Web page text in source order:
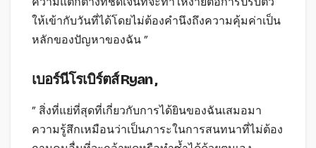
ให้เข้ากับวันที่ได้โดยไม่ต้องคำนึงถึงความคุ้มค่าเป็น
หลักของปัญหาของฉัน ”
เบอร์นีโรเบิร์ตส์ Ryan ,
” สิ่งที่แย่ที่สุดที่เกี่ยวกับการได้ยินของฉันเสมอมา
ความรู้สึกเหมือนว่าเป็นภาระในการสนทนาที่ไม่ต้อง